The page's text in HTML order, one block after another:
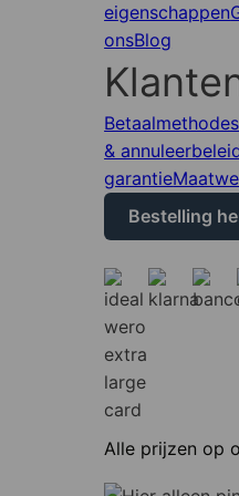
eigenschappen
onsBlog
Betaalmethodes
&
garantie
Bestelling
Alle prijzen op